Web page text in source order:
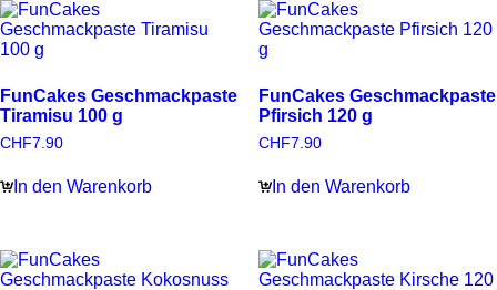
FunCakes Geschmackpaste
Tiramisu 100 g
CHF7.90
In den Warenkorb
FunCakes Geschmackpaste
Pfirsich 120 g
CHF7.90
In den Warenkorb